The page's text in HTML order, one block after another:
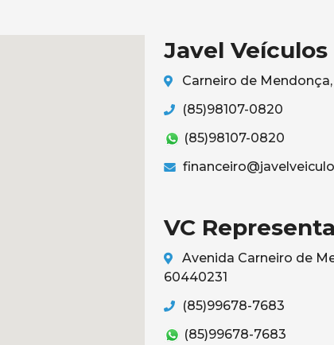
Javel Veículos
Carneiro de
(85)98107-0820
(85)98107-0820
VC
Avenida Carneiro de
60440231
(85)99678-7683
(85)99678-7683